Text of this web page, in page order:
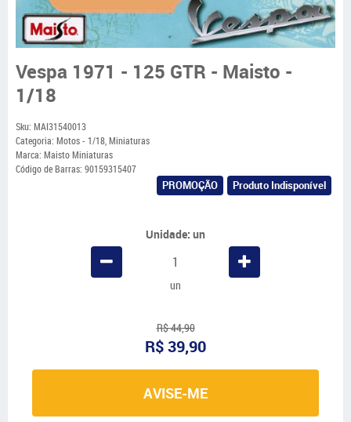
Vespa 1971 - 125 GTR - Maisto -
1/18
Sku: MAI31540013
Categoria: Motos - 1/18,Miniaturas
Marca: Maisto Miniaturas
Código de Barras: 90159315407
PROMOÇÃO Produto Indisponível
Unidade: un
un
R$ 44,90
R$ 39,90
AVISE-ME